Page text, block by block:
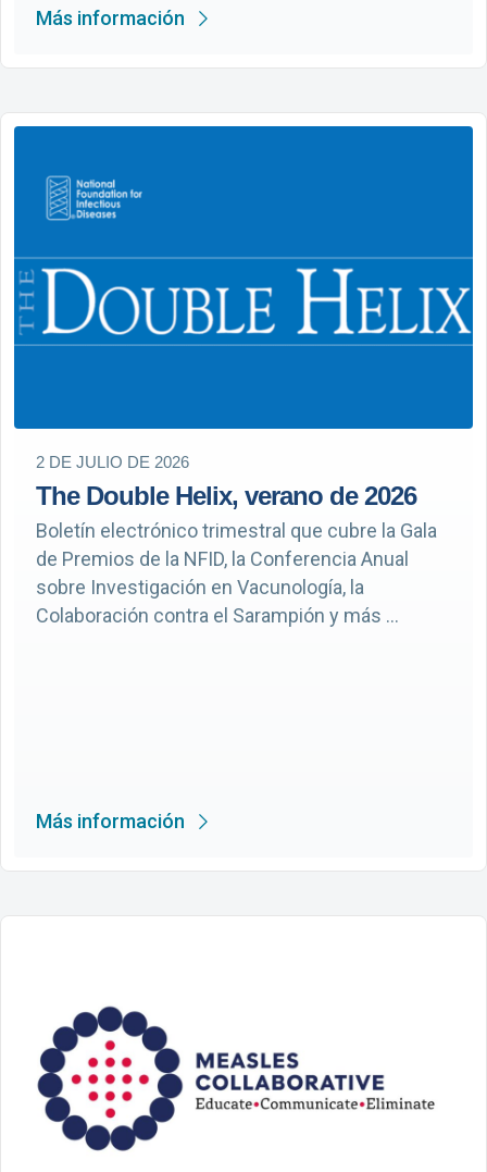
Más información
2 DE JULIO DE 2026
The Double Helix, verano de 2026
Boletín electrónico trimestral que cubre la Gala
de Premios de la NFID, la Conferencia Anual
sobre Investigación en Vacunología, la
Colaboración contra el Sarampión y más ...
Más información